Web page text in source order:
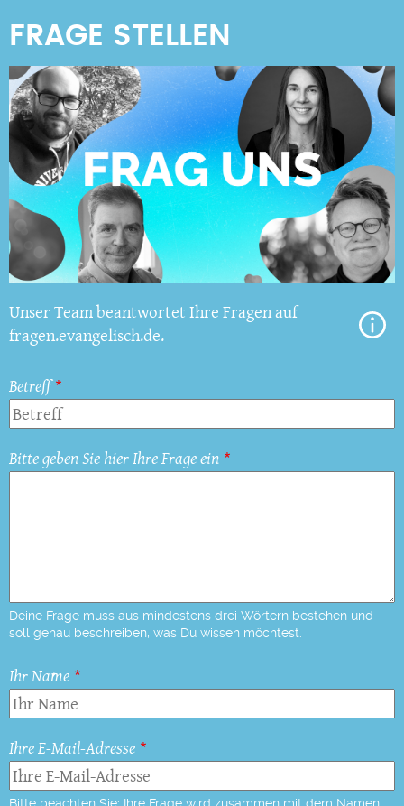
Unser Team beantwortet Ihre Fragen auf
fragen.evangelisch.de.
Betreff
Bitte geben Sie hier Ihre Frage ein
Deine Frage muss aus mindestens drei Wörtern bestehen und
soll genau beschreiben, was Du wissen möchtest.
Ihr Name
Ihre E-Mail-Adresse
Bitte beachten Sie: Ihre Frage wird zusammen mit dem Namen,